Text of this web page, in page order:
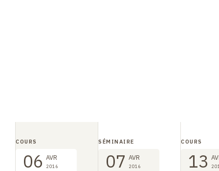
avec des chrétiennes et ainsi les
désormais en profondeur dans le tissu social du
COURS
06 AVR
2016
SÉMINAIRE
07 AVR
2016
COURS
13